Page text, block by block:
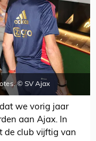
© SV Ajax
we vorig jaar
aan Ajax. In
de club vijftig van